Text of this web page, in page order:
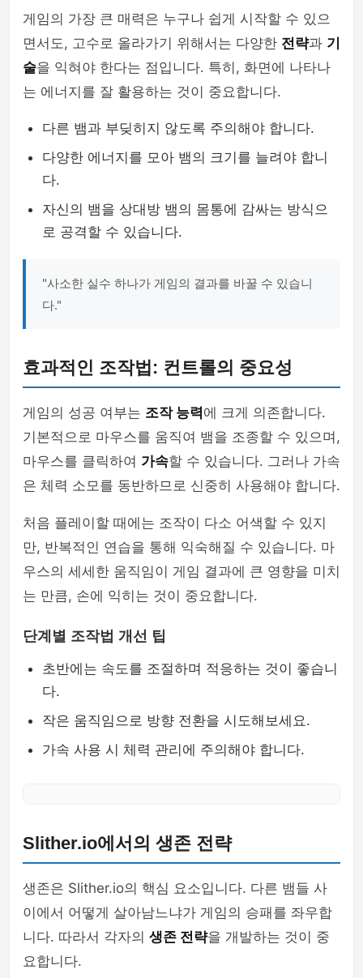
게임의 가장 큰 매력은 누구나 쉽게 시작할 수 있으
면서도, 고수로 올라가기 위해서는 다양한 전략과 기
술을 익혀야 한다는 점입니다. 특히, 화면에 나타나
는 에너지를 잘 활용하는 것이 중요합니다.
다른 뱀과 부딪히지 않도록 주의해야 합니다.
다양한 에너지를 모아 뱀의 크기를 늘려야 합니
다.
자신의 뱀을 상대방 뱀의 몸통에 감싸는 방식으
로 공격할 수 있습니다.
"사소한 실수 하나가 게임의 결과를 바꿀 수 있습니
다."
효과적인 조작법: 컨트롤의 중요성
게임의 성공 여부는 조작 능력에 크게 의존합니다.
기본적으로 마우스를 움직여 뱀을 조종할 수 있으며,
마우스를 클릭하여 가속할 수 있습니다. 그러나 가속
은 체력 소모를 동반하므로 신중히 사용해야 합니다.
처음 플레이할 때에는 조작이 다소 어색할 수 있지
만, 반복적인 연습을 통해 익숙해질 수 있습니다. 마
우스의 세세한 움직임이 게임 결과에 큰 영향을 미치
는 만큼, 손에 익히는 것이 중요합니다.
단계별 조작법 개선 팁
초반에는 속도를 조절하며 적응하는 것이 좋습니
다.
작은 움직임으로 방향 전환을 시도해보세요.
가속 사용 시 체력 관리에 주의해야 합니다.
Slither.io에서의 생존 전략
생존은 Slither.io의 핵심 요소입니다. 다른 뱀들 사
이에서 어떻게 살아남느냐가 게임의 승패를 좌우합
니다. 따라서 각자의 생존 전략을 개발하는 것이 중
요합니다.